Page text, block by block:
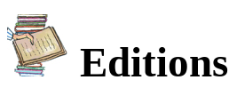
Editions